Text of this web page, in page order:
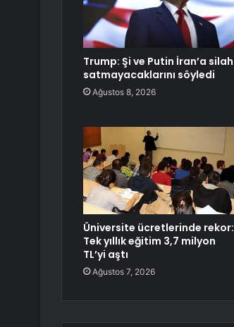
Trump: Şi ve Putin İran’a silah
satmayacaklarını söyledi
Ağustos 8, 2026
Üniversite ücretlerinde rekor:
Tek yıllık eğitim 3,7 milyon
TL’yi aştı
Ağustos 7, 2026